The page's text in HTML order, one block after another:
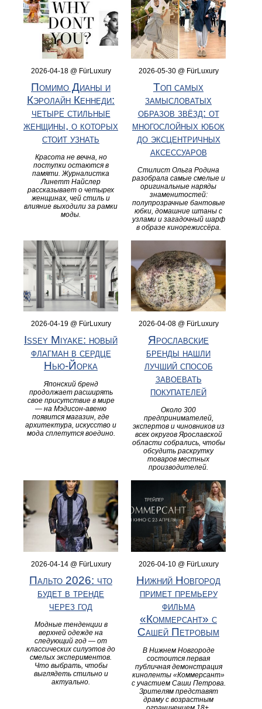
2026-04-18 @ FürLuxury
Помимо Дианы и
Кэролайн Кеннеди:
четыре стильные
женщины, о которых
стоит узнать
Красота не вечна, но
поступки остаются в
памяти. Журналистка
Линетт Найслер
рассказывает о четырех
женщинах, чей стиль и
влияние выходили за рамки
моды.
2026-05-30 @ FürLuxury
Топ самых
замысловатых
образов звёзд: от
многослойных юбок
до эксцентричных
аксессуаров
Стилист Ольга Родина
разобрала самые смелые и
оригинальные наряды
знаменитостей:
полупрозрачные бантовые
юбки, домашние штаны с
узлами и загадочный шарф
в образе кинорежиссёра.
2026-04-19 @ FürLuxury
Issey Miyake: новый
флагман в сердце
Нью-Йорка
Японский бренд
продолжает расширять
свое присутствие в мире
— на Мэдисон-авеню
появится магазин, где
архитектура, искусство и
мода сплетутся воедино.
2026-04-08 @ FürLuxury
Ярославские
бренды нашли
лучший способ
завоевать
покупателей
Около 300
предпринимателей,
экспертов и чиновников из
всех округов Ярославской
области собрались, чтобы
обсудить раскрутку
товаров местных
производителей.
2026-04-14 @ FürLuxury
Пальто 2026: что
будет в тренде
через год
Модные тенденции в
верхней одежде на
следующий год — от
классических силуэтов до
смелых экспериментов.
Что выбрать, чтобы
выглядеть стильно и
актуально.
2026-04-10 @ FürLuxury
Нижний Новгород
примет премьеру
фильма
«Коммерсант» с
Сашей Петровым
В Нижнем Новгороде
состоится первая
публичная демонстрация
киноленты «Коммерсант»
с участием Саши Петрова.
Зрителям представят
драму с возрастным